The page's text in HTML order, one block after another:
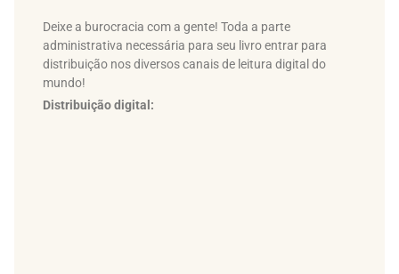
Deixe a burocracia com a gente! Toda a parte
administrativa necessária para seu livro entrar para
distribuição nos diversos canais de leitura digital do
mundo!
Distribuição digital: